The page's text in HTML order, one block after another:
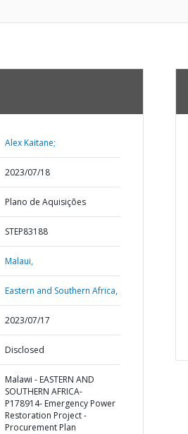
Alex Kaitane;
2023/07/18
Plano de Aquisições
STEP83188
Malaui,
Eastern and Southern Africa,
2023/07/17
Disclosed
Malawi - EASTERN AND
SOUTHERN AFRICA-
P178914- Emergency Power
Restoration Project -
Procurement Plan